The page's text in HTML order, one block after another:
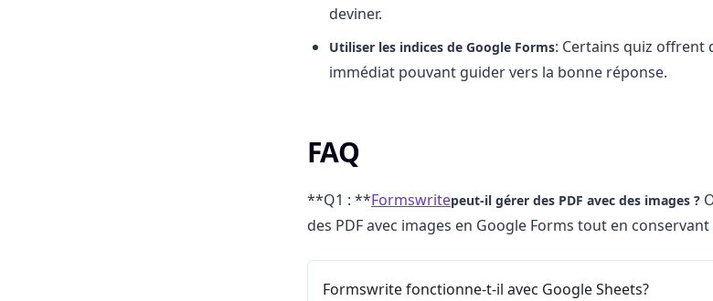
deviner.
Utiliser les indices de Google Forms: Certains quiz offrent
immédiat pouvant guider vers la bonne réponse.
FAQ
**Q1 : **Formswritepeut-il gérer des PDF avec des images ?
des PDF avec images en Google Forms tout en
Formswrite fonctionne-t-il avec Google Sheets?